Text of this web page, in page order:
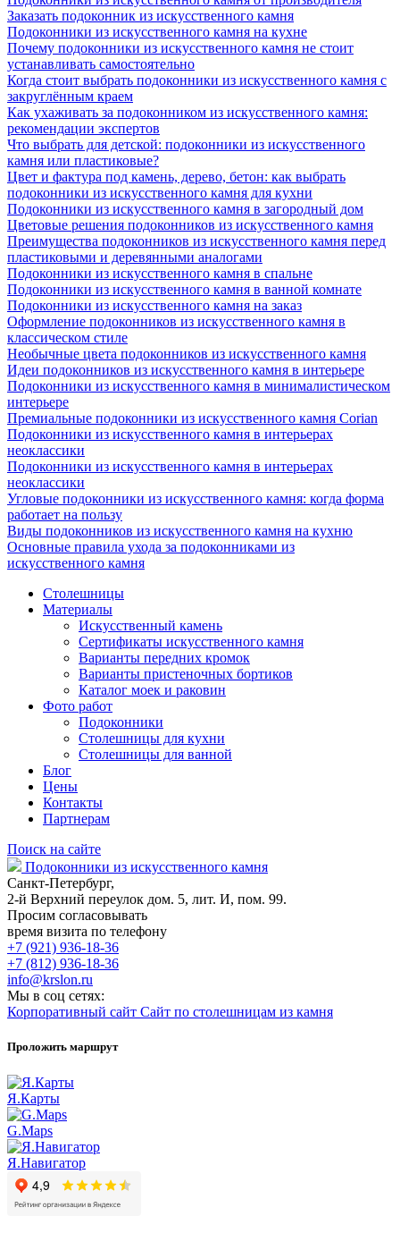
Заказать подоконник из искусственного камня
Подоконники из искусственного камня на кухне
Почему подоконники из искусственного камня не стоит
устанавливать самостоятельно
Когда стоит выбрать подоконники из искусственного камня с
закруглённым краем
Как ухаживать за подоконником из искусственного камня:
рекомендации экспертов
Что выбрать для детской: подоконники из искусственного
камня или пластиковые?
Цвет и фактура под камень, дерево, бетон: как выбрать
подоконники из искусственного камня для кухни
Подоконники из искусственного камня в загородный дом
Цветовые решения подоконников из искусственного камня
Преимущества подоконников из искусственного камня перед
пластиковыми и деревянными аналогами
Подоконники из искусственного камня в спальне
Подоконники из искусственного камня в ванной комнате
Подоконники из искусственного камня на заказ
Оформление подоконников из искусственного камня в
классическом стиле
Необычные цвета подоконников из искусственного камня
Идеи подоконников из искусственного камня в интерьере
Подоконники из искусственного камня в минималистическом
интерьере
Премиальные подоконники из искусственного камня Corian
Подоконники из искусственного камня в интерьерах
неоклассики
Подоконники из искусственного камня в интерьерах
неоклассики
Угловые подоконники из искусственного камня: когда форма
работает на пользу
Виды подоконников из искусственного камня на кухню
Основные правила ухода за подоконниками из
искусственного камня
Столешницы
Материалы
Искусственный камень
Сертификаты искусственного камня
Варианты передних кромок
Варианты пристеночных бортиков
Каталог моек и раковин
Фото работ
Подоконники
Столешницы для кухни
Столешницы для ванной
Блог
Цены
Контакты
Партнерам
Поиск на сайте
Подоконники из искусственного камня
Санкт-Петербург,
2-й Верхний переулок дом. 5, лит. И, пом. 99.
Просим согласовывать
время визита по телефону
+7 (921) 936-18-36
+7 (812) 936-18-36
info@krslon.ru
Мы в соц сетях:
Корпоративный сайт Сайт по столешницам из камня
Проложить маршрут
Я.Карты
G.Maps
Я.Навигатор